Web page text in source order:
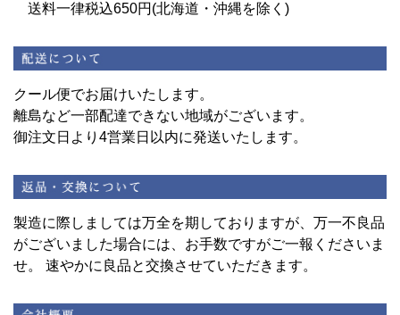
送料一律税込650円(北海道・沖縄を除く)
クール便でお届けいたします。
離島など一部配達できない地域がございます。
御注文日より4営業日以内に発送いたします。
製造に際しましては万全を期しておりますが、万一不良品
がございました場合には、お手数ですがご一報くださいま
せ。 速やかに良品と交換させていただきます。